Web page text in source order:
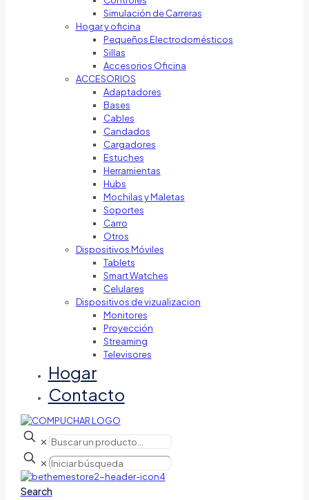
Simulación de Carreras
Hogar y oficina
Pequeños Electrodomésticos
Sillas
Accesorios Oficina
ACCESORIOS
Adaptadores
Bases
Cables
Candados
Cargadores
Estuches
Herramientas
Hubs
Mochilas y Maletas
Soportes
Carro
Otros
Dispositivos Móviles
Tablets
Smart Watches
Celulares
Dispositivos de vizualizacion
Monitores
Proyección
Streaming
Televisores
Hogar
Contacto
✕
✕
Search